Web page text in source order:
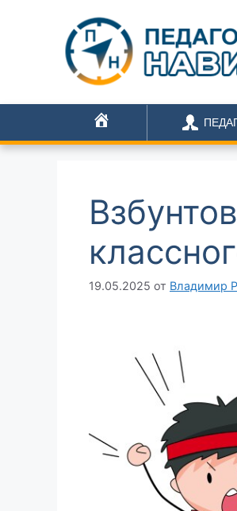
ГЛАВНАЯ
19.05.2025 от Владимир